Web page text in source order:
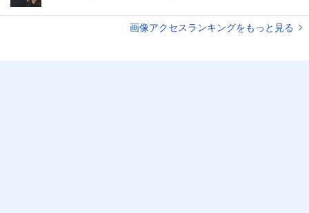
画像アクセスランキングをもっと見る